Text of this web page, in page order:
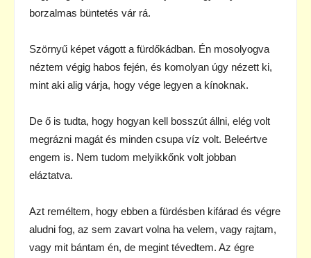
borzalmas büntetés vár rá.
Szörnyű képet vágott a fürdőkádban. Én mosolyogva
néztem végig habos fején, és komolyan úgy nézett ki,
mint aki alig várja, hogy vége legyen a kínoknak.
De ő is tudta, hogy hogyan kell bosszút állni, elég volt
megrázni magát és minden csupa víz volt. Beleértve
engem is. Nem tudom melyikkőnk volt jobban
eláztatva.
Azt reméltem, hogy ebben a fürdésben kifárad és végre
aludni fog, az sem zavart volna ha velem, vagy rajtam,
vagy mit bántam én, de megint tévedtem. Az égre